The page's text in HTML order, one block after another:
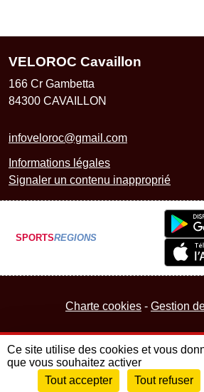
VELOROC Cavaillon
166 Cr Gambetta
84300 CAVAILLON
infoveloroc@gmail.com
Informations légales
Signaler un contenu inapproprié
SPORTSREGIONS
Charte cookies Gestion
Envie de participer ?
Ce site utilise des cookies et vous
que vous souhaitez activer
Tout accepter
Tout refuser